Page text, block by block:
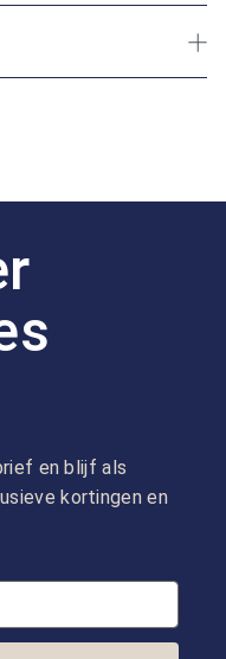
en blijf als
kortingen en